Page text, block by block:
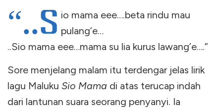
“..S io mama eee….beta rindu mau
pulang’e…
..Sio mama eee…mama su lia kurus lawang’e….”
Sore menjelang malam itu terdengar jelas lirik
lagu Maluku Sio Mama di atas terucap indah
dari lantunan suara seorang penyanyi. Ia